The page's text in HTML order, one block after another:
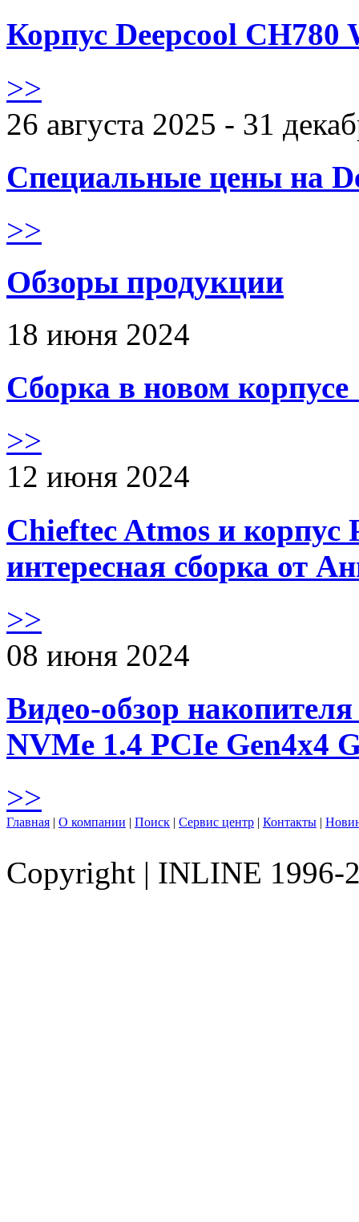
Корпус Deepcool CH780
>>
26 августа 2025 - 31
Специальные цены на
>>
Обзоры продукции
18 июня 2024
Сборка в новом
>>
12 июня 2024
Chieftec Atmos и корпус
интересная сборка от
>>
08 июня 2024
Видео-обзор
NVMe 1.4 PCIe Gen4х4
>>
Главная | О компании | Поиск | Сервис центр | Контакты |
Copyright | INLINE 1996-